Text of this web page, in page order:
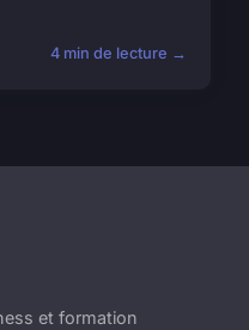
4 min de lecture →
et formation